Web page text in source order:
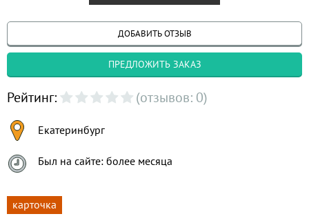
ДОБАВИТЬ ОТЗЫВ
ПРЕДЛОЖИТЬ ЗАКАЗ
Рейтинг: (отзывов: 0)
Екатеринбург
Был на сайте: более месяца
карточка